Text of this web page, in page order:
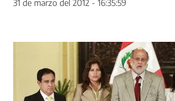
31 de marzo del 2012 - 16:35:59